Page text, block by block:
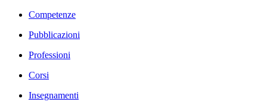
Competenze
Pubblicazioni
Professioni
Corsi
Insegnamenti